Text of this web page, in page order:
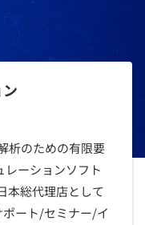
析のための有限要
レーションソフト
本総代理店として
ート/セミナー/イ